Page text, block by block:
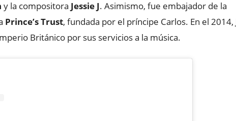
y la compositora Jessie J. Asimismo, fue embajador de la
Prince’s Trust, fundada por el príncipe Carlos. En el 2014,
Británico por sus servicios a la música.